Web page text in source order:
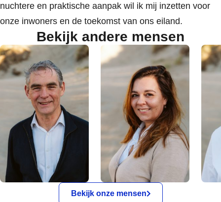
nuchtere en praktische aanpak wil ik mij inzetten voor
onze inwoners en de toekomst van ons eiland.
Bekijk andere mensen
Bekijk onze mensen